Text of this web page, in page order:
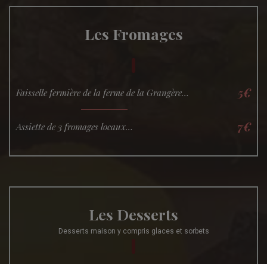
Les Fromages
Faisselle fermière de la ferme de la Grangère… 5€
Assiette de 3 fromages locaux… 7€
Les Desserts
Desserts maison y compris glaces et sorbets